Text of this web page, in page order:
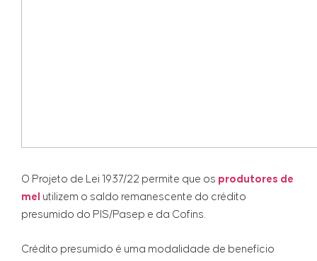
O Projeto de Lei 1937/22 permite que os produtores de
mel utilizem o saldo remanescente do crédito
presumido do PIS/Pasep e da Cofins.
Crédito presumido é uma modalidade de benefício